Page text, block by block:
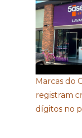
Marcas do
registram
dígitos no